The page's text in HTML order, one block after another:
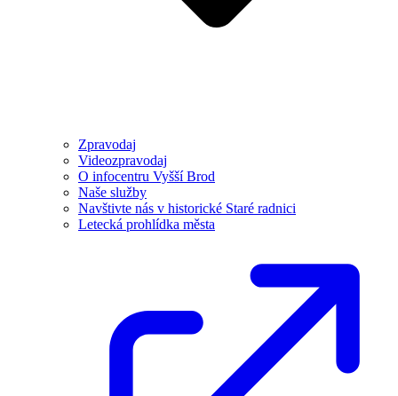
Zpravodaj
Videozpravodaj
O infocentru Vyšší Brod
Naše služby
Navštivte nás v historické Staré radnici
Letecká prohlídka města